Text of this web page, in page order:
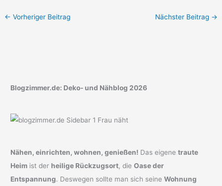
← Vorheriger Beitrag Nächster Beitrag →
Blogzimmer.de: Deko- und Nähblog 2026
Nähen, einrichten, wohnen, genießen! Das eigenetraute
Heim ist der heilige Rückzugsort, dieOase der
Entspannung. Deswegen sollte man sich seineWohnung